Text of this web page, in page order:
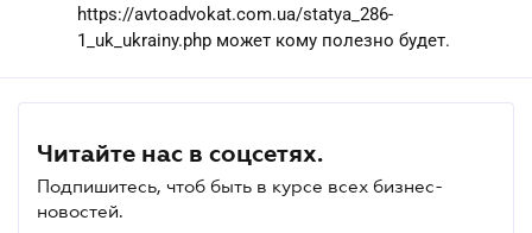
https://avtoadvokat.com.ua/statya_286-
1_uk_ukrainy.php может кому полезно будет.
Читайте нас в соцсетях.
Подпишитесь, чтоб быть в курсе всех бизнес-
новостей.